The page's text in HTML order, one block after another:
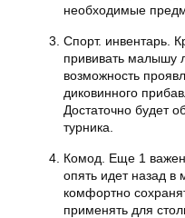
необходимые
Спорт. инвентарь.
прививать малышу
возможность
диковинного
Достаточно будет
турника.
Комод. Еще 1 важен
опять идет назад в
комфортно
применять для